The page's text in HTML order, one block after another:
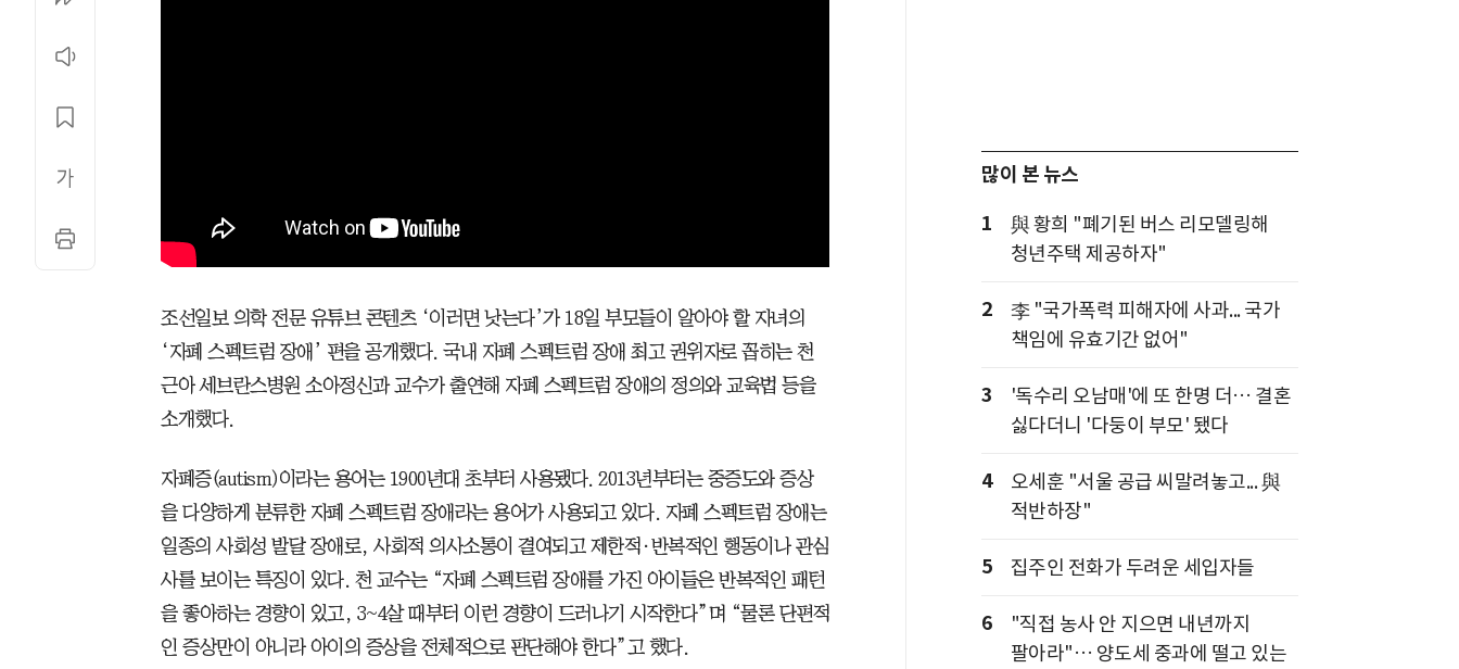
조선일보 의학 전문 유튜브 콘텐츠 ‘이러면 낫는다’가 18일 부모들이 알아야 할 자녀의
‘자폐 스펙트럼 장애’ 편을 공개했다. 국내 자폐 스펙트럼 장애 최고 권위자로 꼽히는 천
근아 세브란스병원 소아정신과 교수가 출연해 자폐 스펙트럼 장애의 정의와 교육법 등을
소개했다.
자폐증(autism)이라는 용어는 1900년대 초부터 사용됐다. 2013년부터는 중증도와 증상
을 다양하게 분류한 자폐 스펙트럼 장애라는 용어가 사용되고 있다. 자폐 스펙트럼 장애는
일종의 사회성 발달 장애로, 사회적 의사소통이 결여되고 제한적·반복적인 행동이나 관심
사를 보이는 특징이 있다. 천 교수는 “자폐 스펙트럼 장애를 가진 아이들은 반복적인 패턴
을 좋아하는 경향이 있고, 3~4살 때부터 이런 경향이 드러나기 시작한다”며 “물론 단편적
인 증상만이 아니라 아이의 증상을 전체적으로 판단해야 한다”고 했다.
많이 본 뉴스
1
與 황희 "폐기된 버스 리모델링해
청년주택 제공하자"
2
李 "국가폭력 피해자에 사과... 국가
책임에 유효기간 없어"
3
'독수리 오남매'에 또 한명 더… 결혼
싫다더니 '다둥이 부모' 됐다
4
오세훈 "서울 공급 씨말려놓고... 與
적반하장"
5 집주인 전화가 두려운 세입자들
6
"직접 농사 안 지으면 내년까지
팔아라"… 양도세 중과에 떨고 있는